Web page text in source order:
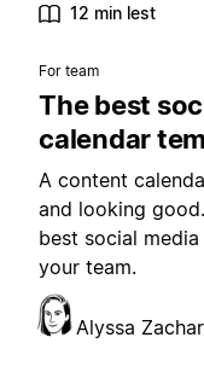
12 min lest
For team
The best
calendar
A content
and looking
best social
your team.
Alyssa